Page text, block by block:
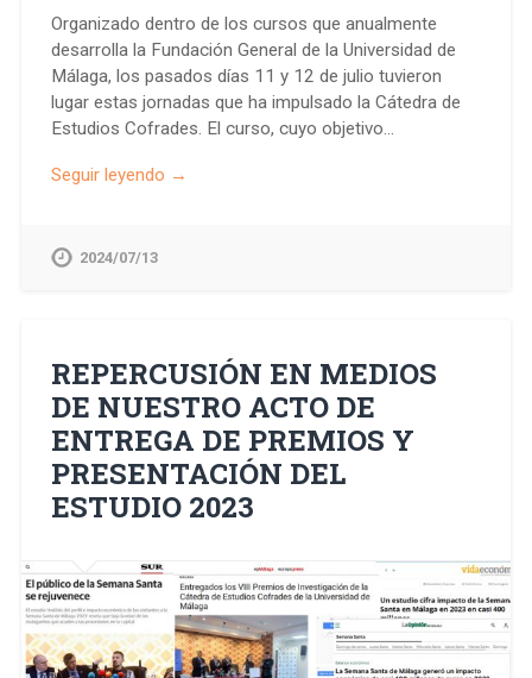
Organizado dentro de los cursos que anualmente
desarrolla la Fundación General de la Universidad de
Málaga, los pasados días 11 y 12 de julio tuvieron
lugar estas jornadas que ha impulsado la Cátedra de
Estudios Cofrades. El curso, cuyo objetivo…
Seguir leyendo →
2024/07/13
REPERCUSIÓN EN MEDIOS
DE NUESTRO ACTO DE
ENTREGA DE PREMIOS Y
PRESENTACIÓN DEL
ESTUDIO 2023